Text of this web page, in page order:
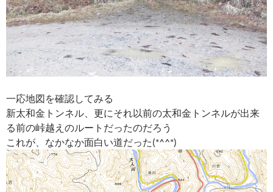
一応地図を確認してみる
新太和金トンネル、更にそれ以前の太和金トンネルが出来
る前の峠越えのルートだったのだろう
これが、なかなか面白い道だった(*^^*)